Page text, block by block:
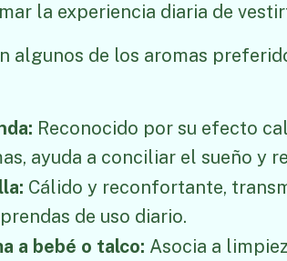
la experiencia diaria de
algunos de los aromas
Reconocido por su efecto
ayuda a conciliar el sueño y
Cálido y reconfortante,
de uso diario.
a bebé o talco: Asocia a